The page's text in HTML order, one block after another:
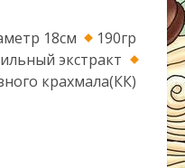
18см
190гр
экстракт
крахмала(КК)